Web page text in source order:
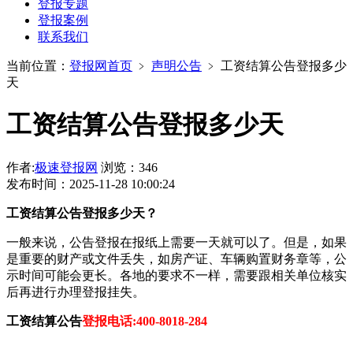
登报专题
登报案例
联系我们
当前位置： 登报网首页 ﹥ 声明公告 ﹥ 工资结算公告登报多少
天
工资结算公告登报多少天
作者:极速登报网 浏览：346
发布时间：2025-11-28 10:00:24
工资结算公告登报多少天？
一般来说，公告登报在报纸上需要一天就可以了。但是，如果
是重要的财产或文件丢失，如房产证、车辆购置财务章等，公
示时间可能会更长。各地的要求不一样，需要跟相关单位核实
后再进行办理登报挂失。
工资结算公告登报电话:400-8018-284